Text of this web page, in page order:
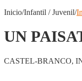
Inicio/Infantil / Juvenil/
UN
CASTEL-BRANCO,